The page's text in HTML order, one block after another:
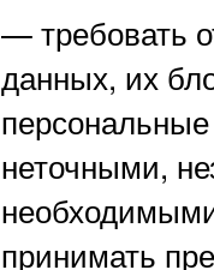
—требовать
данных, их
неточными,
принимать